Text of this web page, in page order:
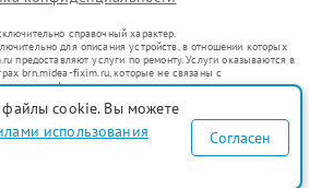
справочный характер.
для описания устройств, в отношении которых
предоставляют услуги по ремонту. Услуги оказываются в
brn.midea-fixim.ru, которые не связаны с
или их официальными представителями.
уже введенных в гражданский оборот в соответствии
преследует цели индивидуализации услуг или введения
для информирования о предоставляемых услугах по
не является публичной офертой, определяемой
кодекса РФ
файлы cookie. Вы можете
использования
Согласен